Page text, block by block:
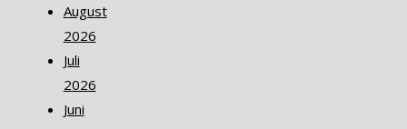
August
2026
Juli
2026
Juni